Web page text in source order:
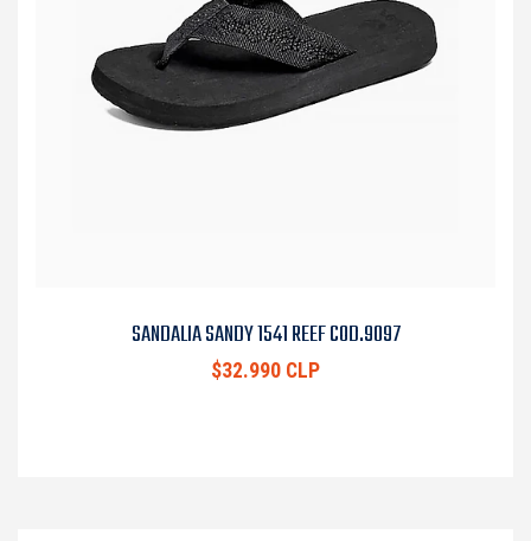
SANDALIA SANDY 1541 REEF COD.9097
$32.990 CLP